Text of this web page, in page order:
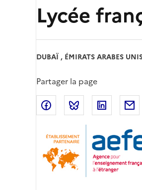
Lycée
DUBAÏ , ÉMIRATS ARABES
Partager la page
Partager sur Facebook
Partager sur